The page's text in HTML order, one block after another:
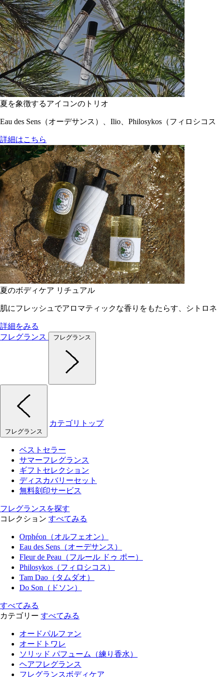
夏を象徴するアイコンのトリオ
Eau des Sens（オーデサンス）、Ilio、Philosykos（フィロシ
詳細はこちら
夏のボディケア リチュアル
肌にフレッシュでアロマティックな香りをもたらす、シトロ
詳細をみる
フレグランス
フレグランス
フレグランス
カテゴリトップ
ベストセラー
サマーフレグランス
ギフトセレクション
ディスカバリーセット
無料刻印サービス
フレグランスを探す
コレクション すべてみる
Orphéon（オルフェオン）
Eau des Sens（オーデサンス）
Fleur de Peau（フルール ドゥ ポー）
Philosykos（フィロシコス）
Tam Dao（タムダオ）
Do Son（ドソン）
すべてみる
カテゴリー すべてみる
オードパルファン
オードトワレ
ソリッド パフューム（練り香水）
ヘアフレグランス
フレグランスボディケア